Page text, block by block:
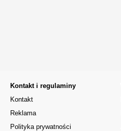
Kontakt i regulaminy
Kontakt
Reklama
Polityka prywatności